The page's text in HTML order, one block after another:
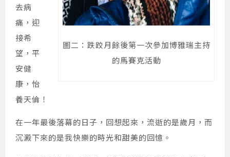
圖二：跌跤月餘後第一次參加博雅瑞主持
的馬賽克活動
去病
痛，迎
接希
望，平
安健
康，怡
養天倫！
在一年最後落幕的日子，回想起來，流逝的是歲月，而
沉澱下來的是我快樂的時光和甜美的回憶。